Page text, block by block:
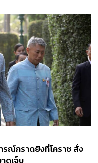
รณ์กราดยิงที่โคราช สั่ง
ดเจ็บ